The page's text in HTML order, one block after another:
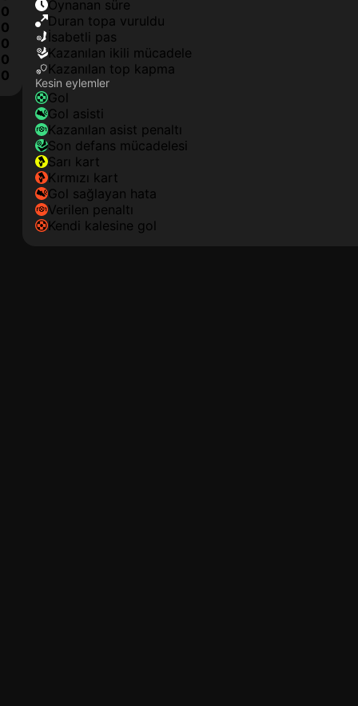
0
0
0
0
0
oynanan süre
duran topa vuruldu
isabetli pas
kazanılan ikili mücadele
kazanılan top kapma
Kesin eylemler
gol
gol asisti
kazanılan asist penaltı
son defans mücadelesi
sarı kart
kırmızı kart
gol sağlayan hata
verilen penaltı
kendi kalesine gol